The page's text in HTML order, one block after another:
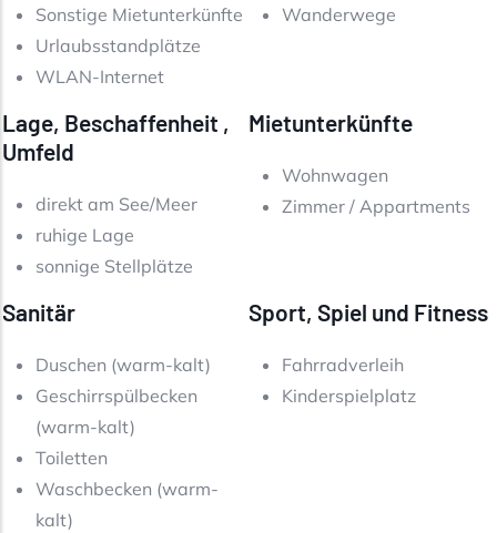
Sonstige Mietunterkünfte
Urlaubsstandplätze
WLAN-Internet
Wanderwege
Lage, Beschaffenheit ,
Umfeld
direkt am See/Meer
ruhige Lage
sonnige Stellplätze
Mietunterkünfte
Wohnwagen
Zimmer / Appartments
Sanitär
Duschen (warm-kalt)
Geschirrspülbecken
(warm-kalt)
Toiletten
Waschbecken (warm-
kalt)
Sport, Spiel und Fitness
Fahrradverleih
Kinderspielplatz